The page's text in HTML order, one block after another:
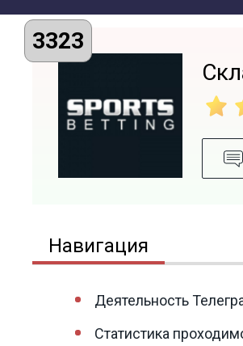
3323
Навигация
Деятельность
Статистика